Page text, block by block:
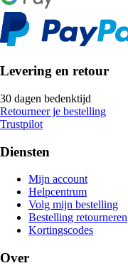
Levering en retour
30 dagen bedenktijd
Retourneer je bestelling
Trustpilot
Diensten
Mijn account
Helpcentrum
Volg mijn bestelling
Bestelling retourneren
Kortingscodes
Over